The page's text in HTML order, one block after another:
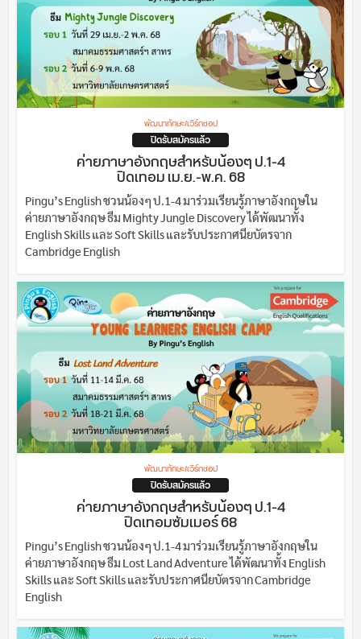
พัฒนาทักษะ/เวิร์กชอป
ปิดรับสมัครแล้ว
ค่ายภาษาอังกฤษสำหรับน้องๆ ป.1-4
ปิดเทอม เม.ย.-พ.ค. 68
Pingu’s English ชวนน้องๆ ป.1-4 มาร่วมเรียนรู้ภาษาอังกฤษใน
ค่ายภาษาอังกฤษ ธีม Mighty Jungle Discovery ได้พัฒนาทั้ง
English Skills และ Soft Skills และรับประกาศนียบัตรจาก
Cambridge English
พัฒนาทักษะ/เวิร์กชอป
ปิดรับสมัครแล้ว
ค่ายภาษาอังกฤษสำหรับน้องๆ ป.1-4
ปิดเทอมซัมเมอร์ 68
Pingu’s English ชวนน้องๆ ป.1-4 มาร่วมเรียนรู้ภาษาอังกฤษใน
ค่ายภาษาอังกฤษ ธีม Lost Land Adventure ได้พัฒนาทั้ง English
Skills และ Soft Skills และรับประกาศนียบัตรจาก Cambridge
English